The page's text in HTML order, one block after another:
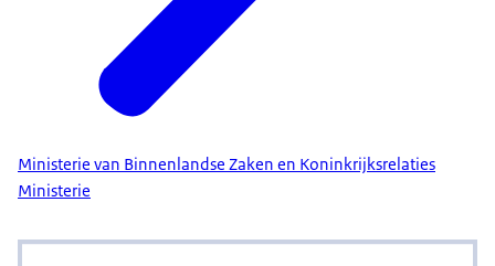
Ministerie van Binnenlandse Zaken en Koninkrijksrelaties
Ministerie